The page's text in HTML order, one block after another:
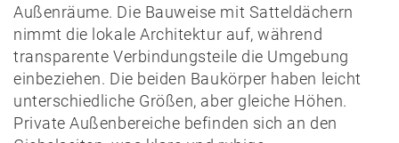
Außenräume. Die Bauweise mit Satteldächern
nimmt die lokale Architektur auf, während
transparente Verbindungsteile die Umgebung
einbeziehen. Die beiden Baukörper haben leicht
unterschiedliche Größen, aber gleiche Höhen.
Private Außenbereiche befinden sich an den